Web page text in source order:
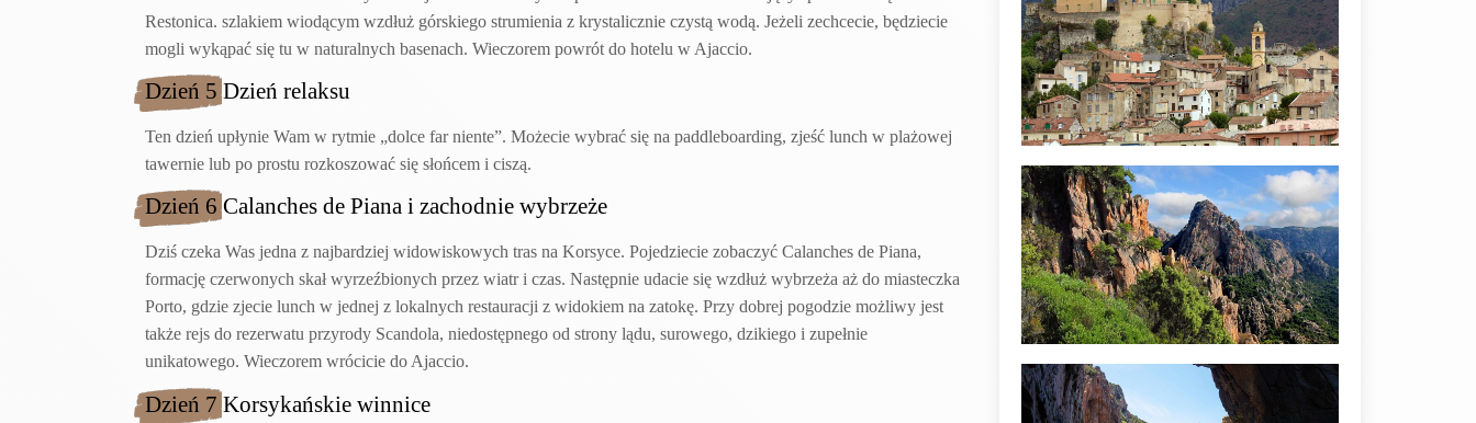
Restonica. szlakiem wiodącym wzdłuż górskiego strumienia z krystalicznie czystą wodą. Jeżeli zechcecie, będziecie
mogli wykąpać się tu w naturalnych basenach. Wieczorem powrót do hotelu w Ajaccio.
Dzień 5 Dzień relaksu
Ten dzień upłynie Wam w rytmie „dolce far niente”. Możecie wybrać się na paddleboarding, zjeść lunch w plażowej
tawernie lub po prostu rozkoszować się słońcem i ciszą.
Dzień 6 Calanches de Piana i zachodnie wybrzeże
Dziś czeka Was jedna z najbardziej widowiskowych tras na Korsyce. Pojedziecie zobaczyć Calanches de Piana,
formację czerwonych skał wyrzeźbionych przez wiatr i czas. Następnie udacie się wzdłuż wybrzeża aż do miasteczka
Porto, gdzie zjecie lunch w jednej z lokalnych restauracji z widokiem na zatokę. Przy dobrej pogodzie możliwy jest
także rejs do rezerwatu przyrody Scandola, niedostępnego od strony lądu, surowego, dzikiego i zupełnie
unikatowego. Wieczorem wrócicie do Ajaccio.
Dzień 7 Korsykańskie winnice